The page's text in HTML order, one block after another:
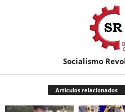
Socialismo
Artículos relacionados